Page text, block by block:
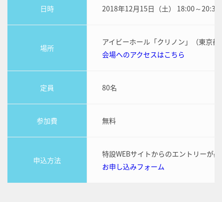
日時 2018年12月15日（土） 18:00～20:30
場所
アイビーホール「クリノン」（東京
会場へのアクセスはこちら
定員 80名
参加費 無料
申込方法
特設WEBサイトからのエントリーが
お申し込みフォーム